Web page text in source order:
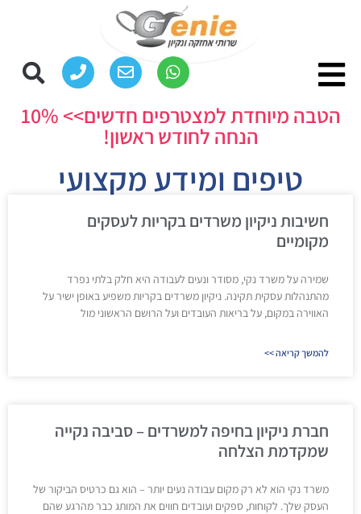
הטבה מיוחדת למצטרפים חדשים>> 10%
הנחה לחודש ראשון!
טיפים ומידע מקצועי
חשיבות ניקיון משרדים בקריות לעסקים
מקומיים
שמירה על משרד נקי, מסודר ונעים לעבודה היא חלק בלתי נפרד
מהתנהלות עסקית תקינה. ניקיון משרדים בקריות משפיע באופן ישיר על
האווירה במקום, על בריאות העובדים ועל הרושם הראשוני מול
להמשך קריאה >>
חברת ניקיון בחיפה למשרדים – סביבה נקייה
שמקדמת הצלחה
משרד נקי הוא לא רק מקום עבודה נעים יותר – הוא גם כרטיס הביקור של
העסק שלך. לקוחות, ספקים ועובדים חווים את המותג כבר מהרגע שהם